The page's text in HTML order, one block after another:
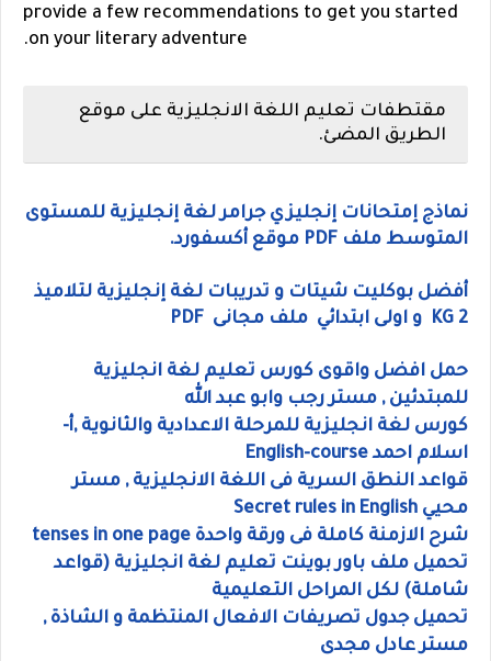
provide a few recommendations to get you started
on your literary adventure.
مقتطفات تعليم اللغة الانجليزية على موقع
الطريق المضئ.
نماذج إمتحانات إنجليزي جرامر لغة إنجليزية للمستوى
المتوسط ملف PDF موقع أكسفورد.
أفضل بوكليت شيتات و تدريبات لغة إنجليزية لتلاميذ
KG 2 و اولى ابتدائي ملف مجانى PDF
حمل افضل واقوى كورس تعليم لغة انجليزية
للمبتدئين , مستر رجب وابو عبد الله
كورس لغة انجليزية للمرحلة الاعدادية والثانوية ,أ-
اسلام احمد English-course
قواعد النطق السرية فى اللغة الانجليزية , مستر
محيي Secret rules in English
شرح الازمنة كاملة فى ورقة واحدة tenses in one page
تحميل ملف باور بوينت تعليم لغة انجليزية (قواعد
شاملة) لكل المراحل التعليمية
تحميل جدول تصريفات الافعال المنتظمة و الشاذة ,
مستر عادل مجدى